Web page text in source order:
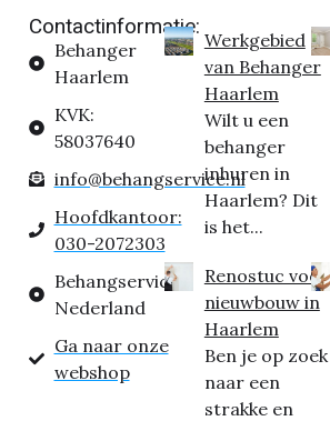
Contactinformatie:
Behanger
Haarlem
KVK:
58037640
info@behangservice.nl
Hoofdkantoor:
030-2072303
Behangservice
Nederland
Ga naar onze
webshop
Werkgebied
van Behanger
Haarlem
Wilt u een
behanger
inhuren in
Haarlem? Dit
is het...
Renostuc voor
nieuwbouw in
Haarlem
Ben je op zoek
naar een
strakke en